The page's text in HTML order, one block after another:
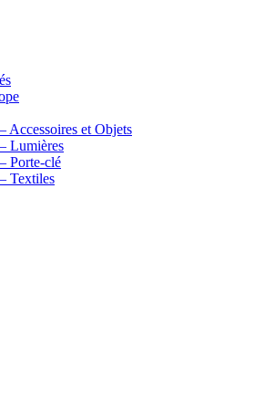
Accessoires et Objets
Lumières
Porte-clé
Textiles